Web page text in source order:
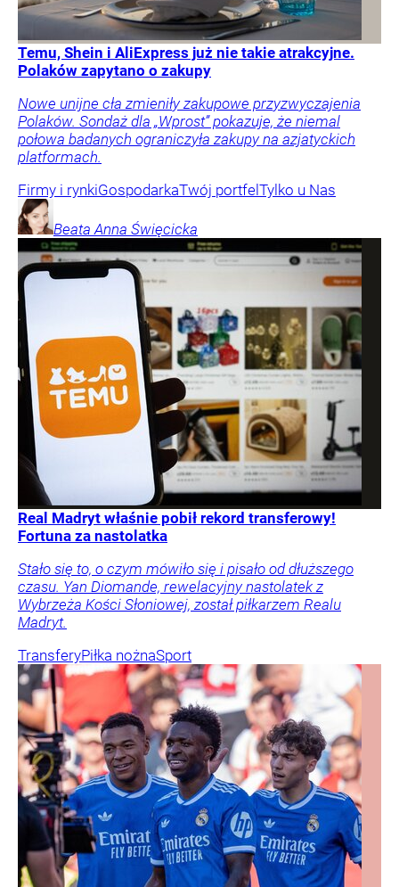
Temu, Shein i AliExpress już nie takie atrakcyjne.
Polaków zapytano o zakupy
Nowe unijne cła zmieniły zakupowe przyzwyczajenia
Polaków. Sondaż dla „Wprost” pokazuje, że niemal
połowa badanych ograniczyła zakupy na azjatyckich
platformach.
Firmy i rynkiGospodarkaTwój portfelTylko u Nas
Beata Anna Święcicka
Real Madryt właśnie pobił rekord transferowy!
Fortuna za nastolatka
Stało się to, o czym mówiło się i pisało od dłuższego
czasu. Yan Diomande, rewelacyjny nastolatek z
Wybrzeża Kości Słoniowej, został piłkarzem Realu
Madryt.
TransferyPiłka nożnaSport